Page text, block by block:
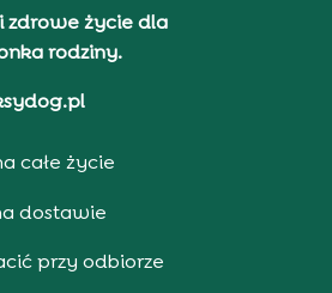
zdrowe życie dla
rodziny.
całe życie
dostawie
przy odbiorze